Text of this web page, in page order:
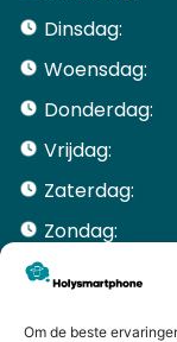
Om de beste
Dinsdag:
Woensdag:
Donderdag:
Vrijdag:
Zaterdag:
Zondag:
ACCOUNT
Mijn Account
Bestellingen